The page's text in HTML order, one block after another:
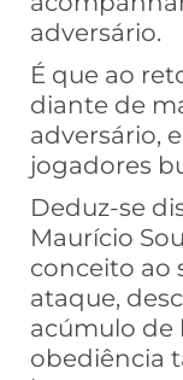
adversário.
É que ao
diante de
adversário,
jogadores
Deduz-se
Maurício
conceito ao
ataque,
acúmulo de
obediência